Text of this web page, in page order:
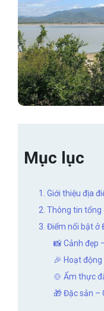
Mục lục
1. Giới thiệu địa
2. Thông tin tổng
3. Điểm nổi bật ở
📸 Cảnh đẹp
🎉 Hoạt
🍲 Ẩm thực
🎁 Đặc sản –